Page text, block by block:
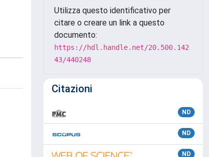
Utilizza questo identificativo per
citare o creare un link a questo
documento:
https://hdl.handle.net/20.500.142
43/440248
Citazioni
ND
ND
ND